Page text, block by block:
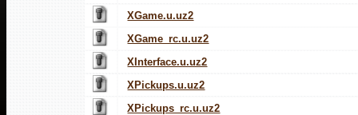
XGame.u.uz2
XGame_rc.u.uz2
XInterface.u.uz2
XPickups.u.uz2
XPickups_rc.u.uz2